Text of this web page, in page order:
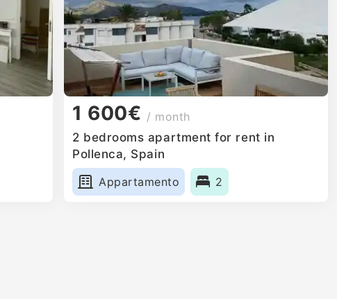
1 600€ / month
2 bedrooms apartment for rent in
Pollenca, Spain
Appartamento
2